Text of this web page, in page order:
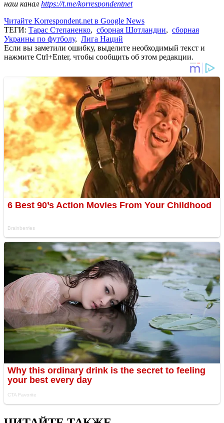
наш канал https://t.me/korrespondentnet
Читайте Korrespondent.net в Google News
ТЕГИ: Тарас Степаненко, сборная Шотландии, сборная
Украины по футболу, Лига Наций
Если вы заметили ошибку, выделите необходимый текст и
нажмите Ctrl+Enter, чтобы сообщить об этом редакции.